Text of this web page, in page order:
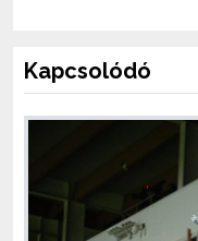
Kapcsolódó